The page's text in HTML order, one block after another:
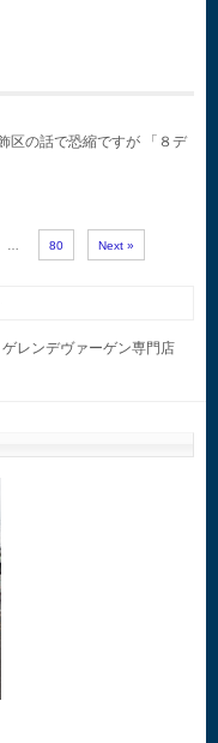
区の話で恐縮ですが 「８デ
80 Next »
レンデヴァーゲン専門店